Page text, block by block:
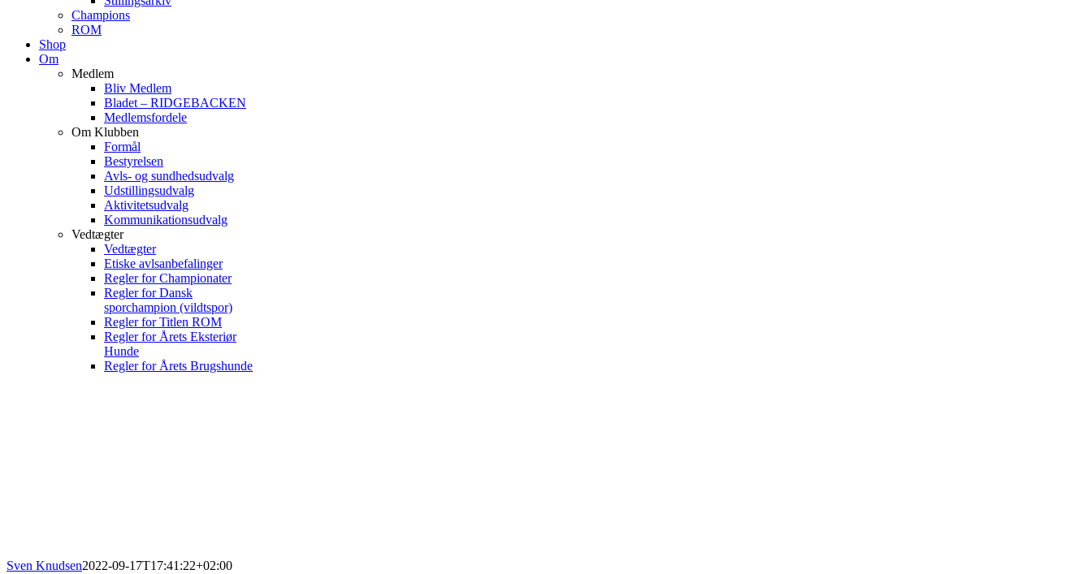
Champions
ROM
Shop
Om
Medlem
Bliv Medlem
Bladet – RIDGEBACKEN
Medlemsfordele
Om Klubben
Formål
Bestyrelsen
Avls- og sundhedsudvalg
Udstillingsudvalg
Aktivitetsudvalg
Kommunikationsudvalg
Vedtægter
Vedtægter
Etiske avlsanbefalinger
Regler for Championater
Regler for Dansk
sporchampion (vildtspor)
Regler for Titlen ROM
Regler for Årets Eksteriør
Hunde
Regler for Årets Brugshunde
Sven Knudsen2022-09-17T17:41:22+02:00